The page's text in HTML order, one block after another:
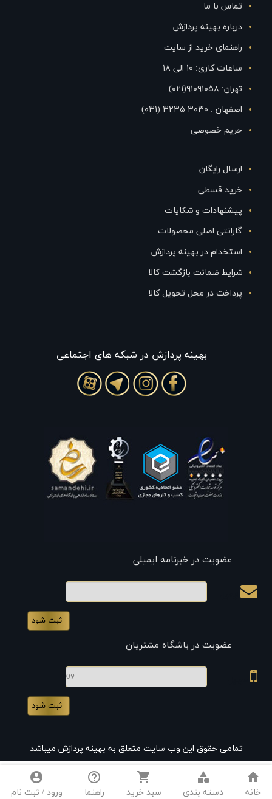
تماس با ما
درباره بهینه پردازش
راهنمای خرید از سایت
ساعات کاری: ۱۰ الی ۱۸
تهران: ۹۱۰۹۱۰۵۸(۰۲۱)
اصفهان : ۳۰۳۰ ۳۲۳۵ (۰۳۱)
حریم خصوصی
ارسال رایگان
خرید قسطی
پیشنهادات و شکایات
گارانتی اصلی محصولات
استخدام در بهینه پردازش
شرایط ضمانت بازگشت کالا
پرداخت در محل تحویل کالا
بهينه پردازش در شبکه های اجتماعی
عضویت در خبرنامه ایمیلی
عضویت در باشگاه مشتریان
تمامی حقوق این وب سایت متعلق به بهینه پردازش میباشد
home
خانه
category
دسته بندی
shopping_cart
سبد خرید
help_outline
راهنما
account_circle
ورود / ثبت نام